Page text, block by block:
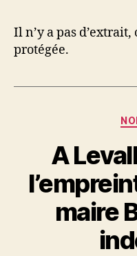
Il n’y a pas
protégée.
A
maire